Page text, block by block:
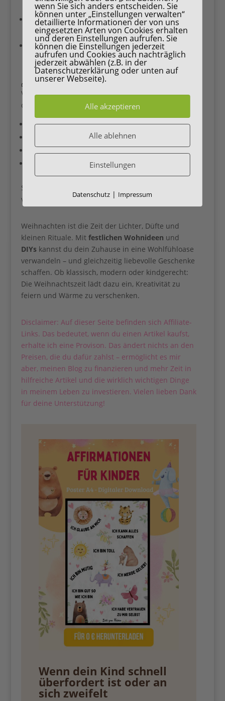
mit Namen beschriften.
Farblich abgestimmtes Geschirr: Rot-Gold,
Silber-Weiß oder Pastell.
Kleine Geschenke am Platz: z. B. Schokokugeln,
Teebeutel oder Mini-Lichter.
🎁 6. DIY als Geschenkidee
Viele der hier genannten DIYs sind nicht nur für
dein Zuhause, sondern auch als Geschenk perfekt:
Selbstgemachte Kerzenhalter
DIY-Kränze oder Sterne
Lavendelkissen mit Weihnachtsstoff
Handgemachte Weihnachtskarten
So hast du gleichzeitig
von Herzen kommen.
Weihnachten ist die Zeit der Lichter, Düfte und
kleinen Rituale. Mit festlichen Wohnideen und
DIYskannst du dein Zuhause in eine Wohlfühloase
verwandeln – und gleichzeitig liebevolle Geschenke
schaffen. Ob klassisch, modern oder kindgerecht:
Die Weihnachtszeit lädt dazu ein, Kreativität zu
feiern und Wärme zu verschenken.
Disclaimer: Auf dieser Seite befinden sich Affiliate-
Links. Das bedeutet, wenn du einen Artikel kaufst,
erhalte ich eine Provison. Das ändert nichts an den
Preisen, die du dafür zahlst – ermöglicht es mir
aber, meinen Blog zu finanzieren und mehr Zeit in
hilfreiche Artikel und die wirklich wichtigen Dinge
in meinem Leben zu investieren. Vielen lieben Dank
für deine Unterstützung!
Wenn dein Kind schnell
überfordert ist oder an
sich zweifelt
wenn Sie sich anders entscheiden. Sie
können unter „Einstellungen verwalten“
detaillierte Informationen der von uns
eingesetzten Arten von Cookies erhalten
und deren Einstellungen aufrufen. Sie
können die Einstellungen jederzeit
aufrufen und Cookies auch nachträglich
jederzeit abwählen (z.B. in der
Datenschutzerklärung oder unten auf
unserer Webseite).
Alle akzeptieren
Alle ablehnen
Einstellungen
Datenschutz | Impressum